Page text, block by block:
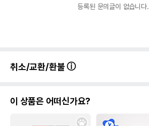
보레알 캣 칠면조&송어 캔 156g
로우즈 슈레디드 참치&연어 캔 85g
로투스 캣 그레인프리 돼지고기 파테 78g
[사조X어펫] 에이스 치킨참치 90g
등록된 문의글이 없습니다.
취소/교환/환불
이 상품은 어떠신가요?